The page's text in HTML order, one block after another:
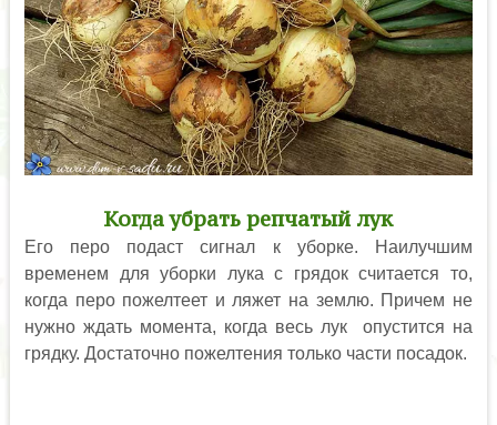
Когда убрать репчатый лук
Его перо подаст сигнал к уборке. Наилучшим
временем для уборки лука с грядок считается то,
когда перо пожелтеет и ляжет на землю. Причем не
нужно ждать момента, когда весь лук опустится на
грядку. Достаточно пожелтения только части посадок.